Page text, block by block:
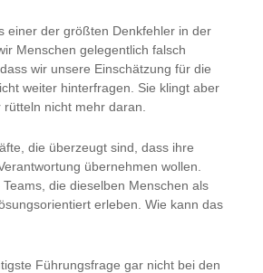
einer der größten Denkfehler in der
Menschen gelegentlich falsch
wir unsere Einschätzung für die
weiter hinterfragen. Sie klingt aber
nicht mehr daran.
die überzeugt sind, dass ihre
übernehmen wollen.
die dieselben Menschen als
erleben. Wie kann das
Führungsfrage gar nicht bei den